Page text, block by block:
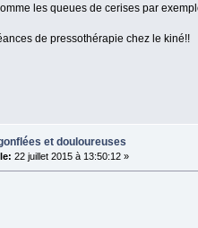
les queues de cerises par
de pressothérapie chez le kiné!!
et douloureuses
22 juillet 2015 à 13:50:12 »